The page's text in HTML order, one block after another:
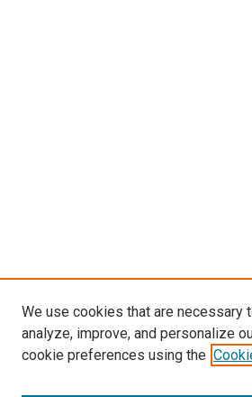
We use cookies that are necessary
analyze, improve, and personalize
cookie preferences using the